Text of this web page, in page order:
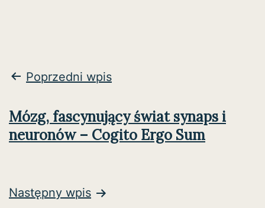
Nawigacja
Poprzedni wpis
Mózg, fascynujący świat synaps i
neuronów – Cogito Ergo Sum
Następny wpis